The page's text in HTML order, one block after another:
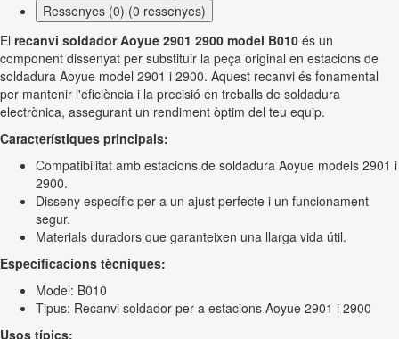
Ressenyes (0) (0 ressenyes)
El recanvi soldador Aoyue 2901 2900 model B010 és un
component dissenyat per substituir la peça original en estacions de
soldadura Aoyue model 2901 i 2900. Aquest recanvi és fonamental
per mantenir l'eficiència i la precisió en treballs de soldadura
electrònica, assegurant un rendiment òptim del teu equip.
Característiques principals:
Compatibilitat amb estacions de soldadura Aoyue models 2901 i
2900.
Disseny específic per a un ajust perfecte i un funcionament
segur.
Materials duradors que garanteixen una llarga vida útil.
Especificacions tècniques:
Model: B010
Tipus: Recanvi soldador per a estacions Aoyue 2901 i 2900
Usos típics: